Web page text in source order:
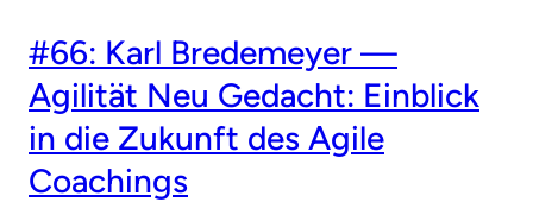
#66: Karl Bredemeyer —
Agilität Neu Gedacht: Einblick
in die Zukunft des Agile
Coachings